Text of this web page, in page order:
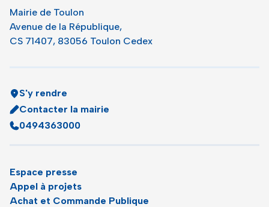
Mairie de Toulon
Avenue de la République,
CS 71407, 83056 Toulon Cedex
S'y rendre
Contacter la mairie
0494363000
Espace presse
Appel à projets
Achat et Commande Publique